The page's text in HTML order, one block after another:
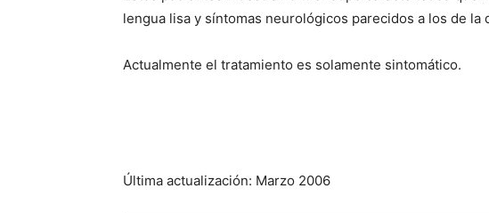
lengua lisa y síntomas neurológicos parecidos a los de la
Actualmente el tratamiento es solamente sintomático.
Última actualización: Marzo 2006